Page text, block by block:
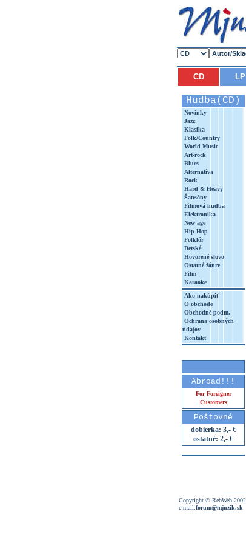
CD LP
Hudba(CD)
Novinky
Jazz
Klasika
Folk/Country
World Music
Art-rock
Blues
Alternatíva
Rock
Hard & Heavy
Šansóny
Filmová hudba
Elektronika
New age
Hip Hop
Folklór
Detské
Hovorené slovo
Ostatné žánre
Film
Karaoke
Ako nakúpiť
O obchode
Obchodné podm.
Ochrana osobných
údajov
Kontakt
Abroad!!!
For Foreigner
Customers
Poštovné
dobierka: 3,- €
ostatné: 2,- €
Copyright © RebWeb
e-mail:forum@mjuzik.sk